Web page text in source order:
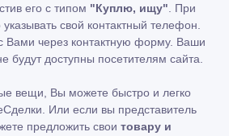
его с типом "Куплю, ищу" . При
свой контактный телефон.
Вами через контактную форму. Ваши
будут доступны посетителям сайта.
вещи, Вы можете быстро и легко
Или если вы представитель
предложить свои товару и